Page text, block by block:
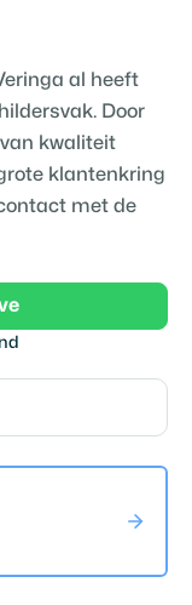
al heeft
Door
kwaliteit
klantenkring
met de